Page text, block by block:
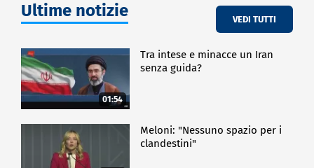
Ultime notizie VEDI TUTTI
01:54
Tra intese e minacce un Iran
senza guida?
Meloni: "Nessuno spazio per i
clandestini"